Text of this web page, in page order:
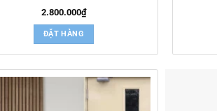
2.800.000₫
ĐẶT HÀNG